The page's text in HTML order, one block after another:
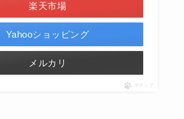
楽天市場
Yahooショッピング
メルカリ
ポチップ